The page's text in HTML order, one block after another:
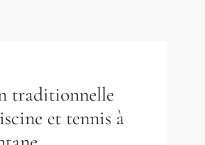
traditionnelle
et tennis à